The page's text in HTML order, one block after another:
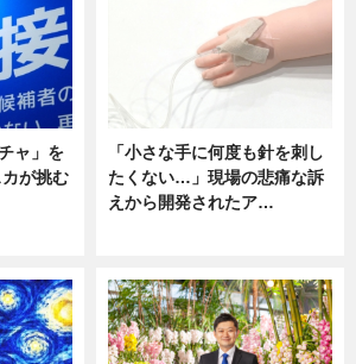
ャ」を
が挑む
「小さな手に何度も針を刺し
たくない…」現場の悲痛な訴
えから開発されたア…